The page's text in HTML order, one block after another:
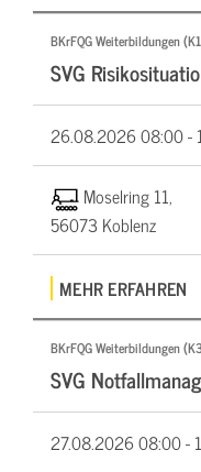
BKrFQG Weiterbildungen
SVG
26.08.202608:00 -
Moselring 11,
56073 Koblenz
MEHR ERFAHREN
BKrFQG Weiterbildungen
SVG
27.08.202608:00 -